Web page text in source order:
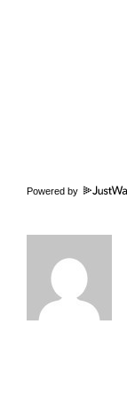
Powered by